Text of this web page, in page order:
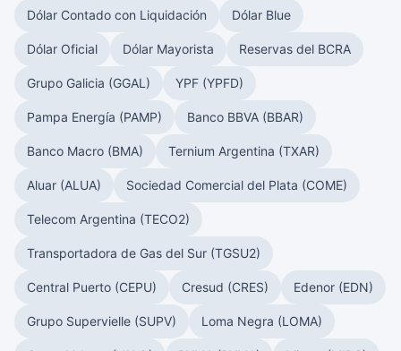
Dólar Contado con Liquidación Dólar Blue
Dólar Oficial Dólar Mayorista Reservas del BCRA
Grupo Galicia (GGAL) YPF (YPFD)
Pampa Energía (PAMP) Banco BBVA (BBAR)
Banco Macro (BMA) Ternium Argentina (TXAR)
Aluar (ALUA) Sociedad Comercial del Plata (COME)
Telecom Argentina (TECO2)
Transportadora de Gas del Sur (TGSU2)
Central Puerto (CEPU) Cresud (CRES) Edenor (EDN)
Grupo Supervielle (SUPV) Loma Negra (LOMA)